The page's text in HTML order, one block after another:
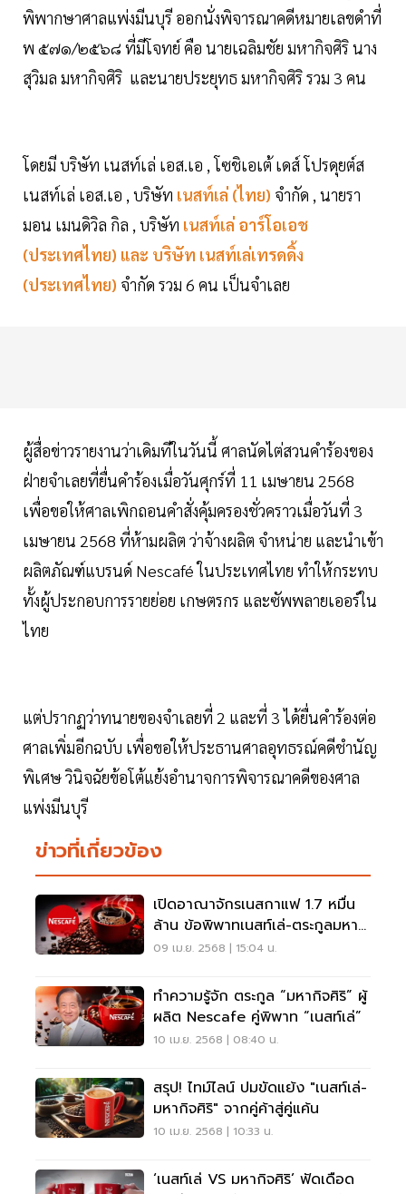
พิพากษาศาลแพ่งมีนบุรี ออกนั่งพิจารณาคดีหมายเลขดำที่
พ ๕๗๑/๒๕๖๘ ที่มีโจทย์ คือ นายเฉลิมชัย มหากิจศิริ นาง
สุวิมล มหากิจศิริ และนายประยุทธ มหากิจศิริ รวม 3 คน
โดยมี บริษัท เนสท์เล่ เอส.เอ , โซชิเอเต้ เดส์ โปรดุยต์ส
เนสท์เล่ เอส.เอ , บริษัท เนสท์เล่ (ไทย) จำกัด , นายรา
มอน เมนดิวิล กิล , บริษัท เนสท์เล่ อาร์โอเอช
(ประเทศไทย) และ บริษัท เนสท์เล่เทรดดิ้ง
(ประเทศไทย) จำกัด รวม 6 คน เป็นจำเลย
ผู้สื่อข่าวรายงานว่าเดิมทีในวันนี้ ศาลนัดไต่สวนคำร้องของ
ฝ่ายจำเลยที่ยื่นคำร้องเมื่อวันศุกร์ที่ 11 เมษายน 2568
เพื่อขอให้ศาลเพิกถอนคำสั่งคุ้มครองชั่วคราวเมื่อวันที่ 3
เมษายน 2568 ที่ห้ามผลิต ว่าจ้างผลิต จำหน่าย และนำเข้า
ผลิตภัณฑ์แบรนด์ Nescafé ในประเทศไทย ทำให้กระทบ
ทั้งผู้ประกอบการรายย่อย เกษตรกร และซัพพลายเออร์ใน
ไทย
แต่ปรากฏว่าทนายของจำเลยที่ 2 และที่ 3 ได้ยื่นคำร้องต่อ
ศาลเพิ่มอีกฉบับ เพื่อขอให้ประธานศาลอุทธรณ์คดีชำนัญ
พิเศษ วินิจฉัยข้อโต้แย้งอำนาจการพิจารณาคดีของศาล
แพ่งมีนบุรี
ข่าวที่เกี่ยวข้อง
เปิดอาณาจักรเนสกาแฟ 1.7 หมื่น
ล้าน ข้อพิพาทเนสท์เล่-ตระกูลมหา
กิจศิริ
09 เม.ย. 2568 | 15:04 น.
ทำความรู้จัก ตระกูล “มหากิจศิริ” ผู้
ผลิต Nescafe คู่พิพาท “เนสท์เล่”
10 เม.ย. 2568 | 08:40 น.
สรุป! ไทม์ไลน์ ปมขัดแย้ง "เนสท์เล่-
มหากิจศิริ" จากคู่ค้าสู่คู่แค้น
10 เม.ย. 2568 | 10:33 น.
‘เนสท์เล่ VS มหากิจศิริ’ ฟัดเดือด